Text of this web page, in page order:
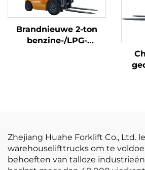
Brandnieuwe 2-ton
benzine-/LPG-
Zhejiang Huahe Forklift Co., Ltd.
warehouselifttrucks om te
behoeften van talloze